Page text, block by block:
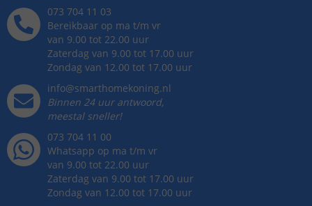
073 704 11 03
Bereikbaar op ma t/m vr
van 9.00 tot 22.00 uur
Zaterdag van 9.00 tot 17.00 uur
Zondag van 12.00 tot 17.00 uur
info@smarthomekoning.nl
Binnen 24 uur antwoord,
meestal sneller!
073 704 11 00
Whatsapp op ma t/m vr
van 9.00 tot 22.00 uur
Zaterdag van 9.00 tot 17.00 uur
Zondag van 12.00 tot 17.00 uur